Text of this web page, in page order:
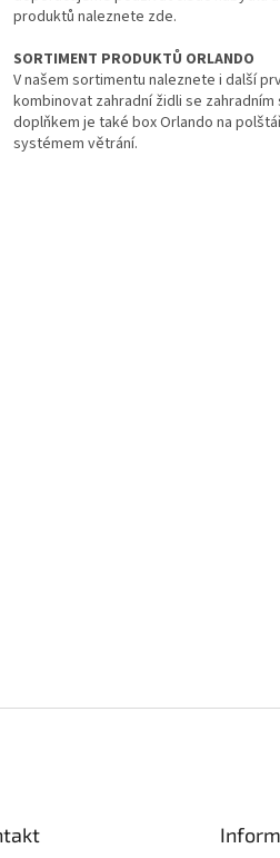
produktů naleznete zde.
SORTIMENT PRODUKTŮ ORLANDO
V našem sortimentu naleznete i další
kombinovat zahradní židli se
doplňkem je také box Orlando na
systémem větrání.